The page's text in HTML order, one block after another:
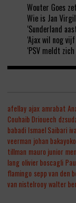
Wouter Goes
Wie is Jan
‘Sunderland
‘Ajax wil nog
‘PSV meldt
afellay ajax amrabat
Couhaib Driouech
babadi Ismael Saibari
veerman johan bakayoko
tillman mauro junior
lang olivier boscagli
flamingo sepp van den
van nistelrooywalter